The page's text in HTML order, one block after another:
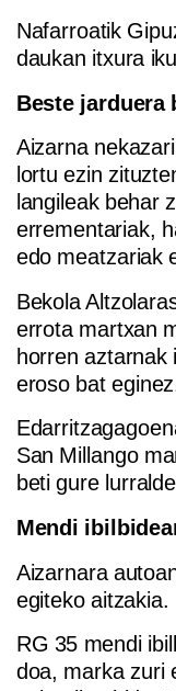
Nafarroatik
daukan itxura
Beste jarduera
Aizarna
lortu ezin
langileak behar
errementariak,
edo meatzariak
Bekola
errota martxan
horren aztarnak
eroso bat
San Millango
beti gure
Mendi
Aizarnara
egiteko aitzakia.
RG 35 mendi
doa, marka zuri